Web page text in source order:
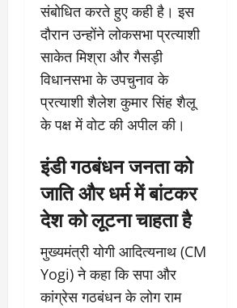
संबोधित करते हुए कही है। इस
दौरान उन्होंने लोकसभा प्रत्याशी
साकेत मिश्रा और गैसड़ी
विधानसभा के उपचुनाव के
प्रत्याशी शैलेश कुमार सिंह शैलू
के पक्ष में वोट की अपील की।
इंडी गठबंधन जनता को
जाति और धर्म में बांटकर
देश को लूटना चाहता है
मुख्यमंत्री योगी आदित्यनाथ (CM
Yogi) ने कहा कि सपा और
कांग्रेस गठबंधन के लोग राम